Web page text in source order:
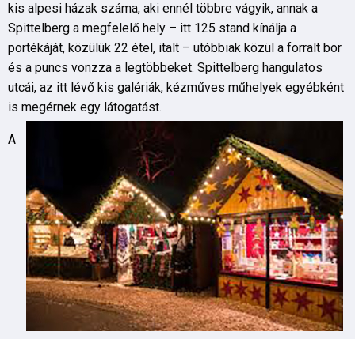
kis alpesi házak száma, aki ennél többre vágyik, annak a
Spittelberg a megfelelő hely – itt 125 stand kínálja a
portékáját, közülük 22 étel, italt – utóbbiak közül a forralt bor
és a puncs vonzza a legtöbbeket. Spittelberg hangulatos
utcái, az itt lévő kis galériák, kézműves műhelyek egyébként
is megérnek egy látogatást.
A